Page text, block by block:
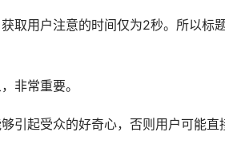
取用户注意的时间仅为2秒。所以标
非常重要。
引起受众的好奇心，否则用户可能直